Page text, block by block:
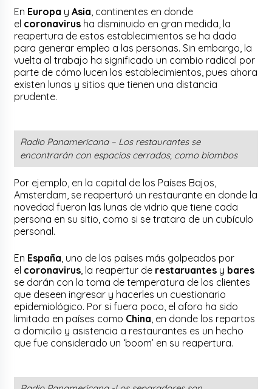
En Europa yAsia , continentes en donde
el coronavirus ha disminuido en gran medida, la
reapertura de estos establecimientos se ha dado
para generar empleo a las personas. Sin embargo, la
vuelta al trabajo ha significado un cambio radical por
parte de cómo lucen los establecimientos, pues ahora
existen lunas y sitios que tienen una distancia
prudente.
Radio Panamericana – Los restaurantes se
encontrarán con espacios cerrados, como biombos
Por ejemplo, en la capital de los Países Bajos,
Amsterdam, se reaperturó un restaurante en donde la
novedad fueron las lunas de vidrio que tiene cada
persona en su sitio, como si se tratara de un cubículo
personal.
En España , uno de los países más golpeados por
el coronavirus , la reapertur de restaruantes y bares
se darán con la toma de temperatura de los clientes
que deseen ingresar y hacerles un cuestionario
epidemiológico. Por si fuera poco, el aforo ha sido
limitado en países como China , en donde los repartos
a domicilio y asistencia a restaurantes es un hecho
que fue considerado un ‘boom’ en su reapertura.